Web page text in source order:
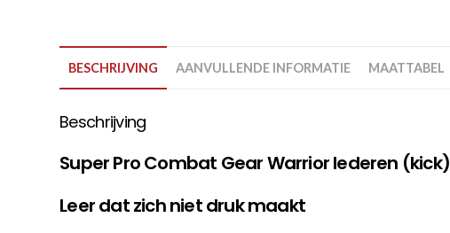
BESCHRIJVING AANVULLENDE INFORMATIE MAATTABEL
Beschrijving
Super Pro Combat Gear Warrior lederen (kick)
Leer dat zich niet druk maakt